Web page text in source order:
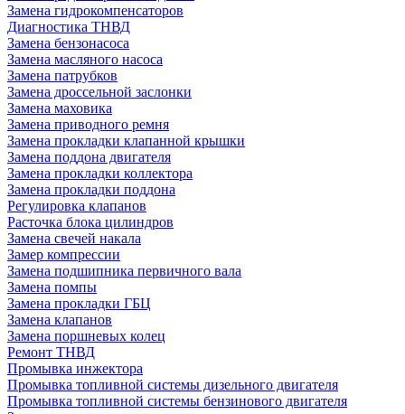
Замена гидрокомпенсаторов
Диагностика ТНВД
Замена бензонасоса
Замена масляного насоса
Замена патрубков
Замена дроссельной заслонки
Замена маховика
Замена приводного ремня
Замена прокладки клапанной крышки
Замена поддона двигателя
Замена прокладки коллектора
Замена прокладки поддона
Регулировка клапанов
Расточка блока цилиндров
Замена свечей накала
Замер компрессии
Замена подшипника первичного вала
Замена помпы
Замена прокладки ГБЦ
Замена клапанов
Замена поршневых колец
Ремонт ТНВД
Промывка инжектора
Промывка топливной системы дизельного двигателя
Промывка топливной системы бензинового двигателя